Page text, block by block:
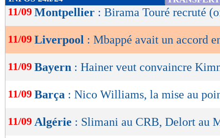
de
OK
11/09 Montpellier : Birama Touré recruté
11/09 Liverpool : Mbappé avait un accord
11/09 Bayern : Hainer veut convaincre
11/09 Barça : Nico Williams, la mise au
11/09 Algérie : Slimani au CRB, Delort au